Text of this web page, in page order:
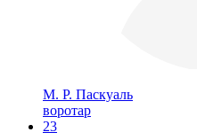
М. Р. Паскуаль
воротар
23